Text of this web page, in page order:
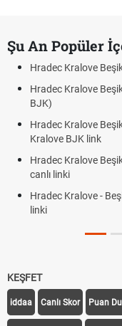
Şu An Popüler
Hradec Kralove
Hradec Kralove
BJK)
Hradec Kralove
Kralove BJK link
Hradec Kralove
canlı linki
Hradec Kralove -
linki
KEŞFET
iddaa Canlı Skor Puan